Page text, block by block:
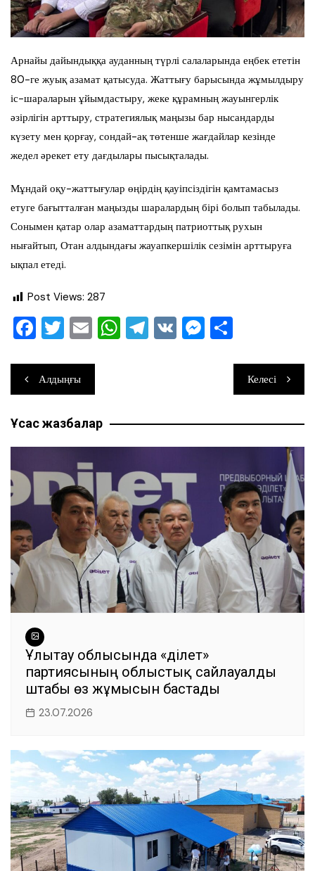
Арнайы дайындыққа ауданның түрлі салаларында еңбек ететін
80-ге жуық азамат қатысуда. Жаттығу барысында жұмылдыру
іс-шараларын ұйымдастыру, жеке құрамның жауынгерлік
әзірлігін арттыру, стратегиялық маңызы бар нысандарды
күзету мен қорғау, сондай-ақ төтенше жағдайлар кезінде
жедел әрекет ету дағдылары пысықталады.
Мұндай оқу-жаттығулар өңірдің қауіпсіздігін қамтамасыз
етуге бағытталған маңызды шаралардың бірі болып табылады.
Сонымен қатар олар азаматтардың патриоттық рухын
нығайтып, Отан алдындағы жауапкершілік сезімін арттыруға
ықпал етеді.
Post Views: 287
F
c
e
b
o
T
tt
er
E
ai
l
W
A
p
T
a
m
V M
n
g
ра
ви
ть
Навигация
по
записям
Алдыңғы Келесі
Ұқсас жазбалар
Ұлытау облысында «Әділет»
партиясының облыстық сайлауалды
штабы өз жұмысын бастады
23.07.2026